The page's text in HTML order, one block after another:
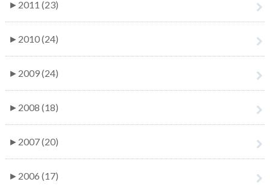
► 2011 (23)
► 2010 (24)
► 2009 (24)
► 2008 (18)
► 2007 (20)
► 2006 (17)